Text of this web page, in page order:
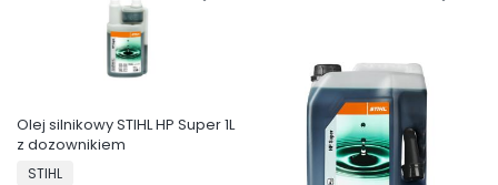
Olej silnikowy STIHL HP Super 1L
z dozownikiem
PRODUCENT
STIHL